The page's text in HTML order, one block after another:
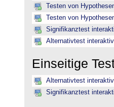
Testen von
Testen von
Signifikanztest
Alternativtest interaktiv
Einseitige
Alternativtest interaktiv
Signifikanztest